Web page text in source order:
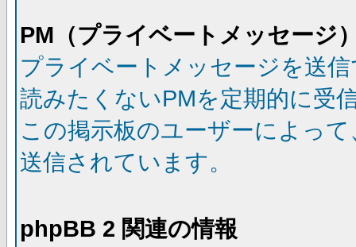
PM（プライベートメッセージ
プライベートメッセージを送
読みたくないPMを定期的に受
この掲示板のユーザーによっ
送信されています。
phpBB 2 関連の情報